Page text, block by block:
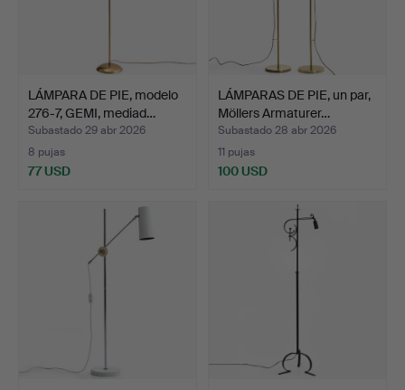
LÁMPARA DE PIE, modelo
276-7, GEMI, mediad…
Subastado 29 abr 2026
8 pujas
77 USD
LÁMPARAS DE PIE, un par,
Möllers Armaturer…
Subastado 28 abr 2026
11 pujas
100 USD